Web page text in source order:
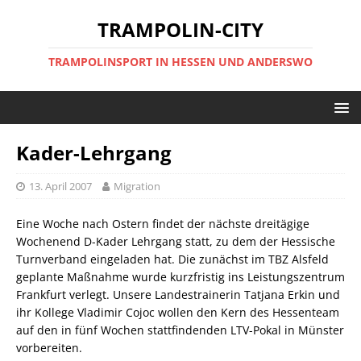
TRAMPOLIN-CITY
TRAMPOLINSPORT IN HESSEN UND ANDERSWO
Kader-Lehrgang
13. April 2007 Migration
Eine Woche nach Ostern findet der nächste dreitägige
Wochenend D-Kader Lehrgang statt, zu dem der Hessische
Turnverband eingeladen hat. Die zunächst im TBZ Alsfeld
geplante Maßnahme wurde kurzfristig ins Leistungszentrum
Frankfurt verlegt. Unsere Landestrainerin Tatjana Erkin und
ihr Kollege Vladimir Cojoc wollen den Kern des Hessenteam
auf den in fünf Wochen stattfindenden LTV-Pokal in Münster
vorbereiten.